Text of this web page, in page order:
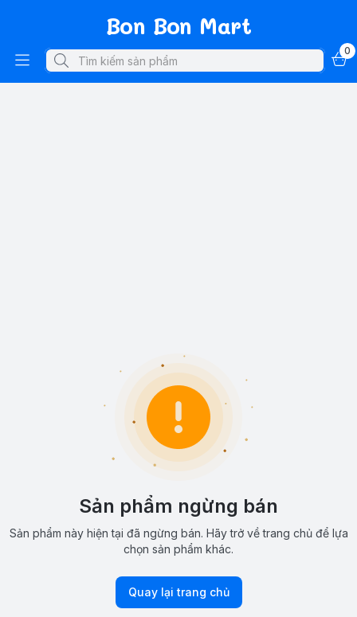
Bon Bon Mart
0
Sản phẩm ngừng bán
Sản phẩm này hiện tại đã ngừng bán. Hãy trở về trang chủ để lựa
chọn sản phẩm khác.
Quay lại trang chủ